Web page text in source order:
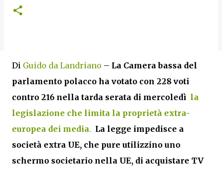
Di Guido da Landriano – La Camera bassa del
parlamento polacco ha votato con 228 voti
contro 216 nella tarda serata di mercoledì la
legislazione che limita la proprietà extra-
europea dei media. La legge impedisce a
società extra UE, che pure utilizzino uno
schermo societario nella UE, di acquistare TV